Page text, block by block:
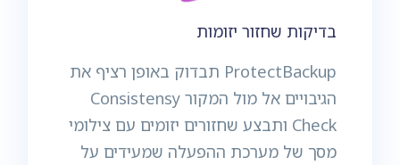
בדיקות שחזור יזומות
ProtectBackup תבדוק באופן רציף את
הגיבויים אל מול המקור Consistensy
Check ותבצע שחזורים יזומים עם צילומי
מסך של מערכת ההפעלה שמעידים על